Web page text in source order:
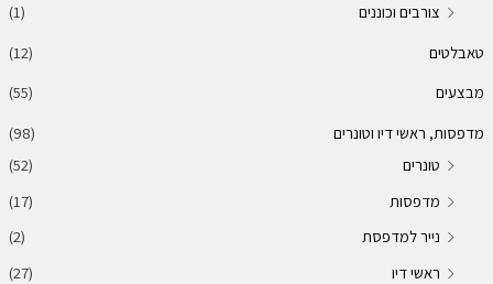
צורבים וכוננים
(1)
טאבלטים
(12)
מבצעים
(55)
מדפסות, ראשי דיו וטונרים
(98)
טונרים
(52)
מדפסות
(17)
נייר למדפסת
(2)
ראשי דיו
(27)